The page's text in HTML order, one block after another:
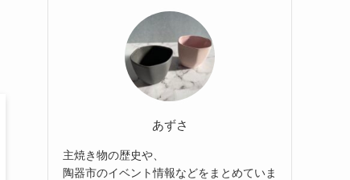
あずさ
主焼き物の歴史や、
陶器市のイベント情報などをまとめていま